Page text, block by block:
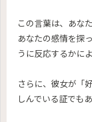
この言葉は、あな
あなたの感情を探
うに反応するかに
さらに、彼女が「
しんでいる証でもあ